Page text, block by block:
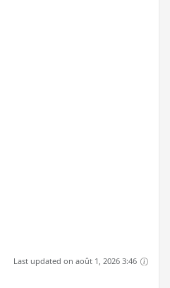
Last updated on août 1, 2026 3:46